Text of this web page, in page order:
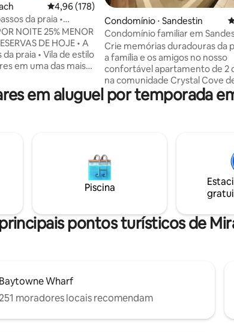
229 avaliações
4,96 de uma avaliação média de 5, 178
4,96 (178)
da praia •
NOITE 25% MENOR
DE HOJE • A
praia • Vila de estilo
em uma das mais
gratuito por noite
inferiores a 7
Clique no
na lista de favoritos
"Fale com o
qual cruzeiro
Condomínio ⋅ Sandestin
Condomínio familiar em
Crie memórias duradouras da
a família e os amigos no nosso
confortável apartamento de 2
na comunidade Crystal Cove
Sandestin. Desfrute de um
tranquilo à beira da baía
cozinha totalmente equipada,
na unidade, Wi-Fi de alta
cadeiras de praia, toalhas e
de praia. Tudo o que você
estresse está esperando por
em aluguel por temporada
Piscina
pontos turísticos de
Baytowne Wharf
moradores locais recomendam